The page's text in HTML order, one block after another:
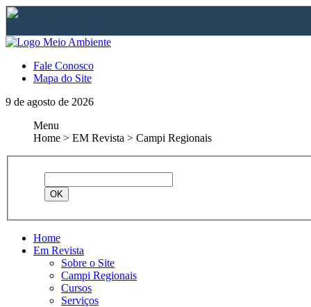
Fale Conosco
Mapa do Site
9 de agosto de 2026
Menu
Home > EM Revista > Campi Regionais
Home
Em Revista
Sobre o Site
Campi Regionais
Cursos
Serviços